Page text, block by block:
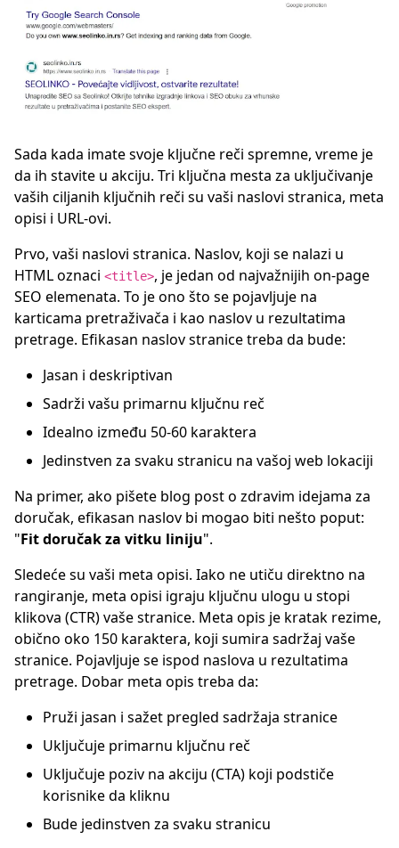
Sada kada imate svoje ključne reči spremne, vreme je
da ih stavite u akciju. Tri ključna mesta za uključivanje
vaših ciljanih ključnih reči su vaši naslovi stranica, meta
opisi i URL-ovi.
Prvo, vaši naslovi stranica. Naslov, koji se nalazi u
HTML oznaci <title>, je jedan od najvažnijih on-page
SEO elemenata. To je ono što se pojavljuje na
karticama pretraživača i kao naslov u rezultatima
pretrage. Efikasan naslov stranice treba da bude:
Jasan i deskriptivan
Sadrži vašu primarnu ključnu reč
Idealno između 50-60 karaktera
Jedinstven za svaku stranicu na vašoj web lokaciji
Na primer, ako pišete blog post o zdravim idejama za
doručak, efikasan naslov bi mogao biti nešto poput:
"Fit doručak za vitku liniju".
Sledeće su vaši meta opisi. Iako ne utiču direktno na
rangiranje, meta opisi igraju ključnu ulogu u stopi
klikova (CTR) vaše stranice. Meta opis je kratak rezime,
obično oko 150 karaktera, koji sumira sadržaj vaše
stranice. Pojavljuje se ispod naslova u rezultatima
pretrage. Dobar meta opis treba da:
Pruži jasan i sažet pregled sadržaja stranice
Uključuje primarnu ključnu reč
Uključuje poziv na akciju (CTA) koji podstiče
korisnike da kliknu
Bude jedinstven za svaku stranicu